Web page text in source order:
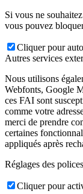
Si vous ne
vous pouvez
Cliquer pour
Autres services
Nous utilisons
Webfonts, Google
ces FAI sont
comme votre
merci de prendre
certaines
appliqués après
Réglages des
Cliquer pour